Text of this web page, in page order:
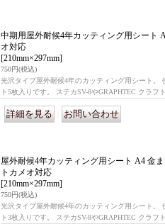
中期用屋外耐候4年カッティング用シート
オ対応
[210mm×297mm]
750円(税込)
光沢タイプ屋外耐候4年のカッティング用シート。
ト5枚入りです。 ステカSV-8やGRAPHTEC クラ
屋外耐候4年カッティング用シート A4
トカメオ対応
[210mm×297mm]
750円(税込)
光沢タイプ屋外耐候4年のカッティング用シート。
ト3枚入りです。 ステカSV-8やGRAPHTEC クラ